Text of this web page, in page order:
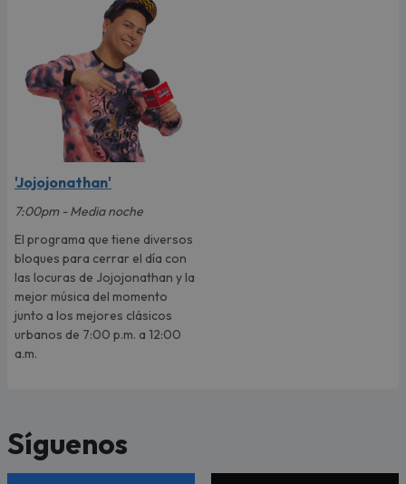
'Jojojonathan'
7:00pm - Media noche
El programa que tiene diversos
bloques para cerrar el día con
las locuras de Jojojonathan y la
mejor música del momento
junto a los mejores clásicos
urbanos de 7:00 p.m. a 12:00
a.m.
Síguenos